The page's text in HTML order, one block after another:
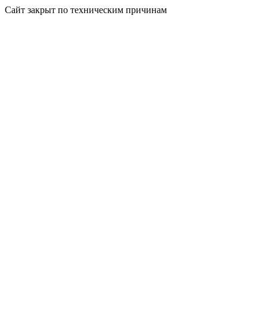
Сайт закрыт по техническим причинам